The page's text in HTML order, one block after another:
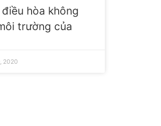
hòa không
trường của
2020